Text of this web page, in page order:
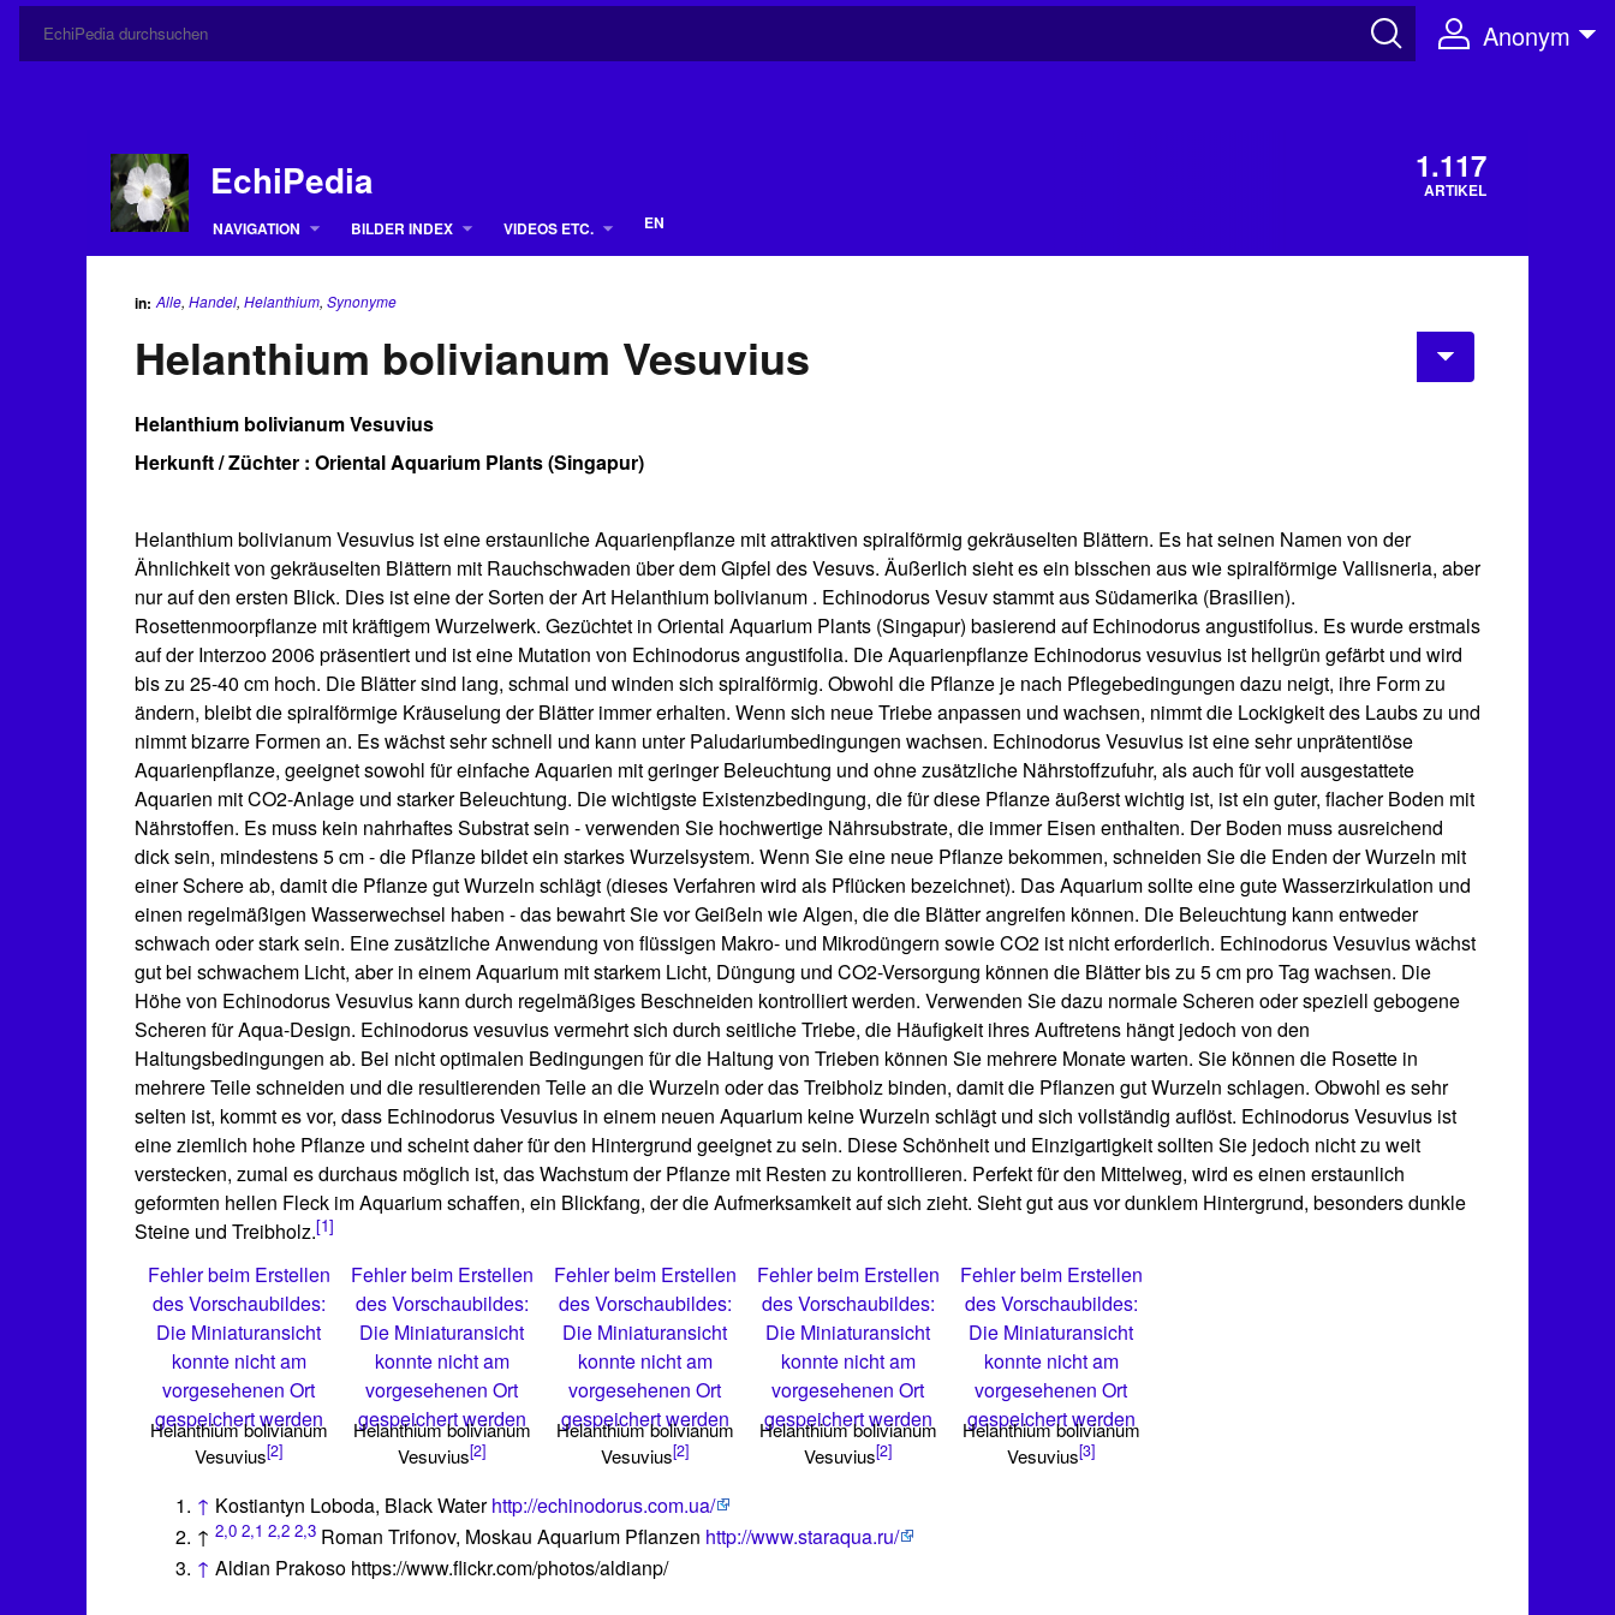
Anonym
EchiPedia 1.117
ARTIKEL
NAVIGATION
BILDER INDEX VIDEOS ETC. EN
in: Alle, Handel, Helanthium, Synonyme
Helanthium bolivianum Vesuvius
Helanthium bolivianum Vesuvius
Herkunft / Züchter : Oriental Aquarium Plants (Singapur)
Helanthium bolivianum Vesuvius ist eine erstaunliche Aquarienpflanze mit attraktiven spiralförmig gekräuselten Blättern. Es hat seinen Namen von der
Ähnlichkeit von gekräuselten Blättern mit Rauchschwaden über dem Gipfel des Vesuvs. Äußerlich sieht es ein bisschen aus wie spiralförmige Vallisneria, aber
nur auf den ersten Blick. Dies ist eine der Sorten der Art Helanthium bolivianum . Echinodorus Vesuv stammt aus Südamerika (Brasilien).
Rosettenmoorpflanze mit kräftigem Wurzelwerk. Gezüchtet in Oriental Aquarium Plants (Singapur) basierend auf Echinodorus angustifolius. Es wurde erstmals
auf der Interzoo 2006 präsentiert und ist eine Mutation von Echinodorus angustifolia. Die Aquarienpflanze Echinodorus vesuvius ist hellgrün gefärbt und wird
bis zu 25-40 cm hoch. Die Blätter sind lang, schmal und winden sich spiralförmig. Obwohl die Pflanze je nach Pflegebedingungen dazu neigt, ihre Form zu
ändern, bleibt die spiralförmige Kräuselung der Blätter immer erhalten. Wenn sich neue Triebe anpassen und wachsen, nimmt die Lockigkeit des Laubs zu und
nimmt bizarre Formen an. Es wächst sehr schnell und kann unter Paludariumbedingungen wachsen. Echinodorus Vesuvius ist eine sehr unprätentiöse
Aquarienpflanze, geeignet sowohl für einfache Aquarien mit geringer Beleuchtung und ohne zusätzliche Nährstoffzufuhr, als auch für voll ausgestattete
Aquarien mit CO2-Anlage und starker Beleuchtung. Die wichtigste Existenzbedingung, die für diese Pflanze äußerst wichtig ist, ist ein guter, flacher Boden mit
Nährstoffen. Es muss kein nahrhaftes Substrat sein - verwenden Sie hochwertige Nährsubstrate, die immer Eisen enthalten. Der Boden muss ausreichend
dick sein, mindestens 5 cm - die Pflanze bildet ein starkes Wurzelsystem. Wenn Sie eine neue Pflanze bekommen, schneiden Sie die Enden der Wurzeln mit
einer Schere ab, damit die Pflanze gut Wurzeln schlägt (dieses Verfahren wird als Pflücken bezeichnet). Das Aquarium sollte eine gute Wasserzirkulation und
einen regelmäßigen Wasserwechsel haben - das bewahrt Sie vor Geißeln wie Algen, die die Blätter angreifen können. Die Beleuchtung kann entweder
schwach oder stark sein. Eine zusätzliche Anwendung von flüssigen Makro- und Mikrodüngern sowie CO2 ist nicht erforderlich. Echinodorus Vesuvius wächst
gut bei schwachem Licht, aber in einem Aquarium mit starkem Licht, Düngung und CO2-Versorgung können die Blätter bis zu 5 cm pro Tag wachsen. Die
Höhe von Echinodorus Vesuvius kann durch regelmäßiges Beschneiden kontrolliert werden. Verwenden Sie dazu normale Scheren oder speziell gebogene
Scheren für Aqua-Design. Echinodorus vesuvius vermehrt sich durch seitliche Triebe, die Häufigkeit ihres Auftretens hängt jedoch von den
Haltungsbedingungen ab. Bei nicht optimalen Bedingungen für die Haltung von Trieben können Sie mehrere Monate warten. Sie können die Rosette in
mehrere Teile schneiden und die resultierenden Teile an die Wurzeln oder das Treibholz binden, damit die Pflanzen gut Wurzeln schlagen. Obwohl es sehr
selten ist, kommt es vor, dass Echinodorus Vesuvius in einem neuen Aquarium keine Wurzeln schlägt und sich vollständig auflöst. Echinodorus Vesuvius ist
eine ziemlich hohe Pflanze und scheint daher für den Hintergrund geeignet zu sein. Diese Schönheit und Einzigartigkeit sollten Sie jedoch nicht zu weit
verstecken, zumal es durchaus möglich ist, das Wachstum der Pflanze mit Resten zu kontrollieren. Perfekt für den Mittelweg, wird es einen erstaunlich
geformten hellen Fleck im Aquarium schaffen, ein Blickfang, der die Aufmerksamkeit auf sich zieht. Sieht gut aus vor dunklem Hintergrund, besonders dunkle
Steine ​​und Treibholz.[1]
Fehler beim Erstellen
des Vorschaubildes:
Die Miniaturansicht
konnte nicht am
vorgesehenen Ort
gespeichert werden
Helanthium bolivianum
Vesuvius[2]
Fehler beim Erstellen
des Vorschaubildes:
Die Miniaturansicht
konnte nicht am
vorgesehenen Ort
gespeichert werden
Helanthium bolivianum
Vesuvius[2]
Fehler beim Erstellen
des Vorschaubildes:
Die Miniaturansicht
konnte nicht am
vorgesehenen Ort
gespeichert werden
Helanthium bolivianum
Vesuvius[2]
Fehler beim Erstellen
des Vorschaubildes:
Die Miniaturansicht
konnte nicht am
vorgesehenen Ort
gespeichert werden
Helanthium bolivianum
Vesuvius[2]
Fehler beim Erstellen
des Vorschaubildes:
Die Miniaturansicht
konnte nicht am
vorgesehenen Ort
gespeichert werden
Helanthium bolivianum
Vesuvius[3]
↑ Kostiantyn Loboda, Black Waterhttp://echinodorus.com.ua/
↑2,0 2,1 2,2 2,3 Roman Trifonov, Moskau Aquarium Pflanzen http://www.staraqua.ru/
↑ Aldian Prakoso https://www.flickr.com/photos/aldianp/